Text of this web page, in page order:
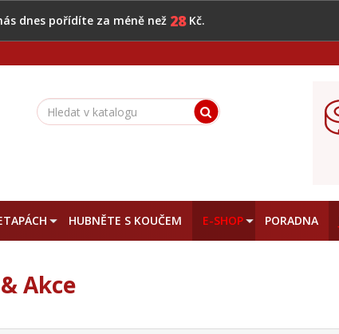
dnes pořídíte za méně než 28Kč.
HUBNĚTE S KOUČEM E-SHOP PORADNA
Akce